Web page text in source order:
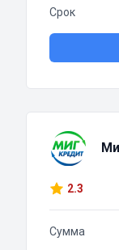
Срок
2.3
Сумма